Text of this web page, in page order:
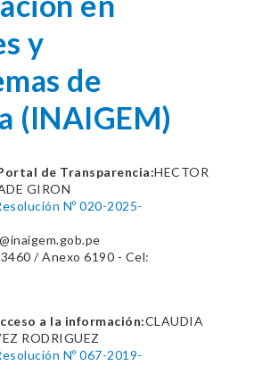
y
de
(INAIGEM)
de Transparencia:HECTOR
GIRON
Nº 020-2025-
/ Anexo 6190 - Cel:
a la información:CLAUDIA
RODRIGUEZ
Nº 067-2019-